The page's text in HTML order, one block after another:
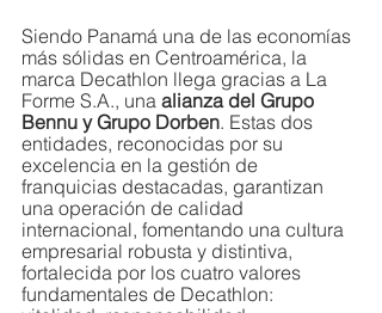
Siendo Panamá una de las economías
más sólidas en Centroamérica, la
marca Decathlon llega gracias a La
Forme S.A., una alianza del Grupo
Bennu y Grupo Dorben. Estas dos
entidades, reconocidas por su
excelencia en la gestión de
franquicias destacadas, garantizan
una operación de calidad
internacional, fomentando una cultura
empresarial robusta y distintiva,
fortalecida por los cuatro valores
fundamentales de Decathlon: